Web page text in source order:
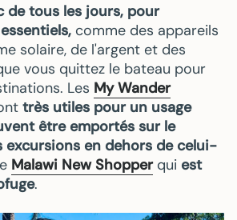
de tous les jours, pour
comme des appareils
solaire, de l'argent et des
vous quittez le bateau pour
Les My Wander
très utiles pour un usage
être emportés sur le
excursions en dehors de celui-
Malawi New Shopperqui est
.